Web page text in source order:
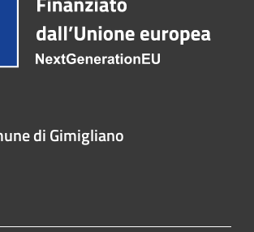
di Gimigliano